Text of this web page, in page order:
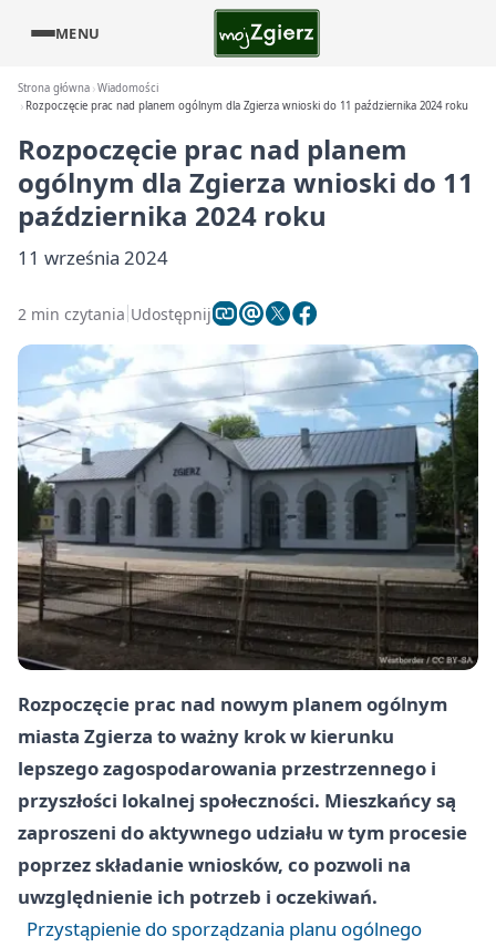
MENU
Strona główna Wiadomości
Rozpoczęcie prac nad planem ogólnym dla Zgierza wnioski do 11 października 2024 roku
Rozpoczęcie prac nad planem
ogólnym dla Zgierza wnioski do 11
października 2024 roku
11 września 2024
2 min czytania Udostępnij
Rozpoczęcie prac nad nowym planem ogólnym
miasta Zgierza to ważny krok w kierunku
lepszego zagospodarowania przestrzennego i
przyszłości lokalnej społeczności. Mieszkańcy są
zaproszeni do aktywnego udziału w tym procesie
poprzez składanie wniosków, co pozwoli na
uwzględnienie ich potrzeb i oczekiwań.
Przystąpienie do sporządzania planu ogólnego